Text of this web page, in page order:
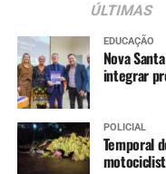
ÚLTIMAS
EDUCAÇÃO
Nova
integrar
POLICIAL
Temporal